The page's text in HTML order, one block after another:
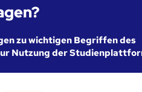
zu wichtigen Begriffen des
Nutzung der